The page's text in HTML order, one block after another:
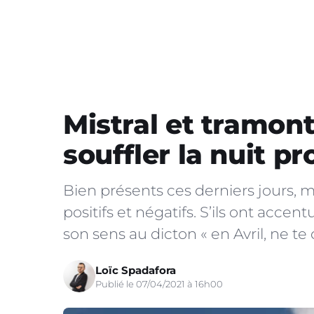
Mistral et
souffler la nuit
Bien présents ces derniers jours,
positifs et négatifs. S’ils ont
son sens au dicton « en Avril, ne te
Loïc Spadafora
Publié le 07/04/2021 à 16h00